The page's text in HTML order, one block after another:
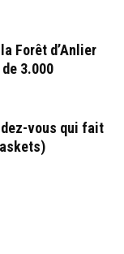
Forêt d’Anlier
3.000
vous qui fait